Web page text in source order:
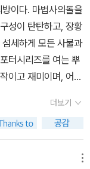
었지만 앞으로도 해
겠다. 해=리=포=터=파=이=팅!!!!!!!!!
이다. 마법사의돌을
성이 탄탄하고, 장황
세하게 모든 사물과
터시리즈를 여는 뿌
이고 재미이며, 어둠
밀의방은 해리포터
는 시리즈♡비밀의
그리고 애니마구스
연... 끝없이 펼쳐지
더보기